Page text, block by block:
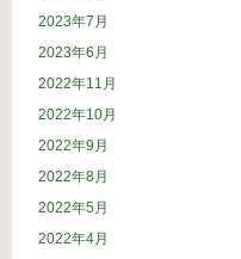
2023年7月
2023年6月
2022年11月
2022年10月
2022年9月
2022年8月
2022年5月
2022年4月